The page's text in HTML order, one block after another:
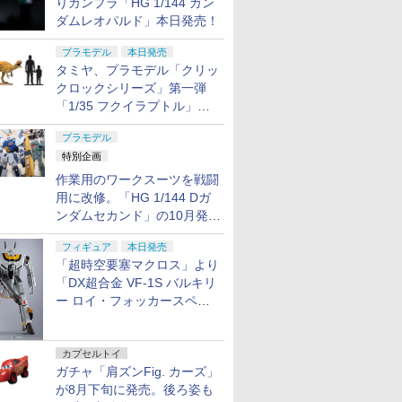
ダムレオパルド」本日発売！
プラモデル 本日発売
タミヤ、プラモデル「クリッ
クロックシリーズ」第一弾
「1/35 フクイラプトル」本
日発売！
プラモデル
特別企画
作業用のワークスーツを戦闘
用に改修。「HG 1/144 Dガ
ンダムセカンド」の10月発送
分が予約受付中【ガンダムベ
ース撮り下ろし】
フィギュア 本日発売
「超時空要塞マクロス」より
「DX超合金 VF-1S バルキリ
ー ロイ・フォッカースペシ
カプセルトイ
ガチャ「肩ズンFig. カーズ」
が8月下旬に発売。後ろ姿も